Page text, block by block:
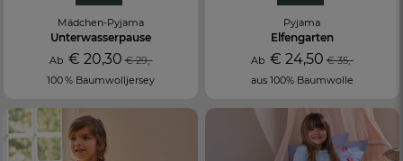
Mädchen-Pyjama
Unterwasserpause
Ab € 20,30 € 29,-
100 % Baumwolljersey
Pyjama
Elfengarten
Ab € 24,50 € 35,-
aus 100% Baumwolle